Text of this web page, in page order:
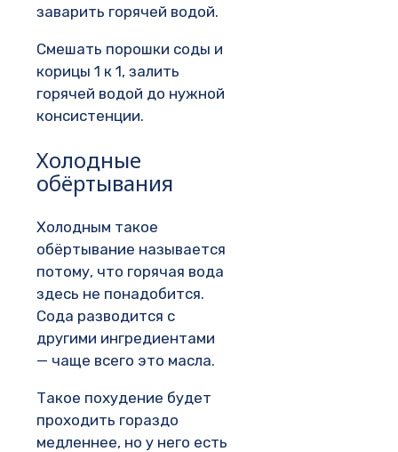
заварить горячей водой.
Смешать порошки соды и
корицы 1 к 1, залить
горячей водой до нужной
консистенции.
Холодные
обёртывания
Холодным такое
обёртывание называется
потому, что горячая вода
здесь не понадобится.
Сода разводится с
другими ингредиентами
— чаще всего это масла.
Такое похудение будет
проходить гораздо
медленнее, но у него есть